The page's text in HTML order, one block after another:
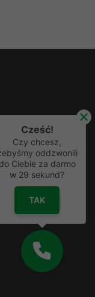
Cześć!
Czy chcesz,
oddzwonili
do Ciebie za darmo
w 29 sekund?
TAK